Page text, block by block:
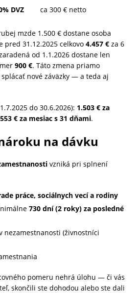
DVZ ca 300 € netto
mzde 1.500 € dostane osoba
pred 31.12.2025 celkovo 4.457 € za 6
od 1.1.2026 dostane len
900 €. Táto zmena priamo
nové záväzky — a teda aj
do 30.6.2026): 1.503 € za
€ za mesiac s 31 dňami.
na dávku
vzniká pri splnení
práce, sociálnych vecí a rodiny
730 dní (2 roky) za posledné
nezamestnanosti (živnostníci
pomeru nehrá úlohu — či vás
skončili ste dohodou alebo ste dali